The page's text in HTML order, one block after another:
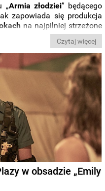
„Armia złodziei” będącego
zapowiada się produkcja
na najpilniej strzeżone
Czytaj więcej
w obsadzie „Emily